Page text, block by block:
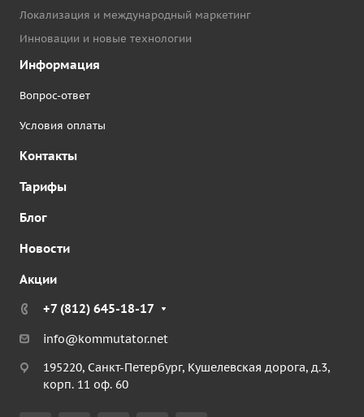
Локализация и международный маркетинг
Инновации и новые технологии
Информация
Вопрос-ответ
Условия оплаты
Контакты
Тарифы
Блог
Новости
Акции
+7 (812) 645-18-17
info@kommutator.net
195220, Санкт-Петербург, Кушелевская дорога, д.3,
корп. 11 оф. 60